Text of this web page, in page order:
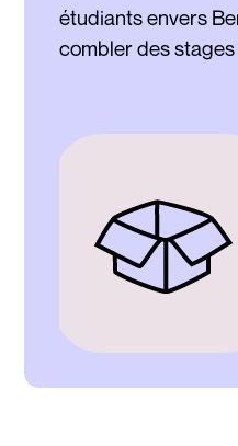
étudiants envers
combler des